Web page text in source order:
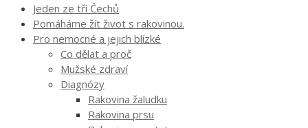
Jeden ze tří Čechů
Pomáháme žít život s rakovinou.
Pro nemocné a jejich blízké
Co dělat a proč
Mužské zdraví
Diagnózy
Rakovina žaludku
Rakovina prsu